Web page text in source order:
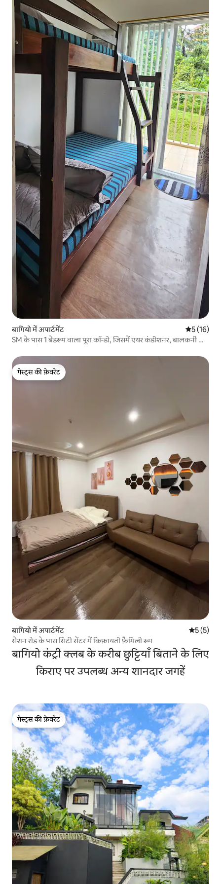
बागियो में अपार्टमेंट औसत रेटिंग
5 (16)
SM के पास 1 बेडरूम वाला पूरा कॉन्डो, जिसमें एयर कंडीशनर, बालकनी और
गेस्ट्स की फ़ेवरेट
गेस्ट्स की फ़ेवरेट
बागियो में अपार्टमेंट औसत रेटिंग
5 (5)
सेशन रोड के पास सिटी सेंटर में किफ़ायती फ़ैमिली रूम
बागियो कंट्री क्लब के करीब छुट्टियाँ बिताने के लिए
किराए पर उपलब्ध अन्य शानदार जगहें
गेस्ट्स की फ़ेवरेट
गेस्ट्स की फ़ेवरेट